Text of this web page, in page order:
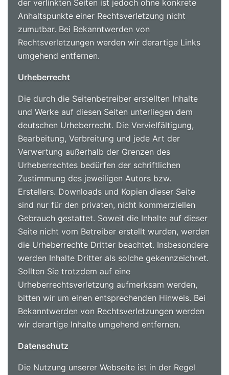
der verlinkten Seiten ist jedoch ohne konkrete
Anhaltspunkte einer Rechtsverletzung nicht
zumutbar. Bei Bekanntwerden von
Rechtsverletzungen werden wir derartige Links
umgehend entfernen.
Urheberrecht
Die durch die Seitenbetreiber erstellten Inhalte
und Werke auf diesen Seiten unterliegen dem
deutschen Urheberrecht. Die Vervielfältigung,
Bearbeitung, Verbreitung und jede Art der
Verwertung außerhalb der Grenzen des
Urheberrechtes bedürfen der schriftlichen
Zustimmung des jeweiligen Autors bzw.
Erstellers. Downloads und Kopien dieser Seite
sind nur für den privaten, nicht kommerziellen
Gebrauch gestattet. Soweit die Inhalte auf dieser
Seite nicht vom Betreiber erstellt wurden, werden
die Urheberrechte Dritter beachtet. Insbesondere
werden Inhalte Dritter als solche gekennzeichnet.
Sollten Sie trotzdem auf eine
Urheberrechtsverletzung aufmerksam werden,
bitten wir um einen entsprechenden Hinweis. Bei
Bekanntwerden von Rechtsverletzungen werden
wir derartige Inhalte umgehend entfernen.
Datenschutz
Die Nutzung unserer Webseite ist in der Regel